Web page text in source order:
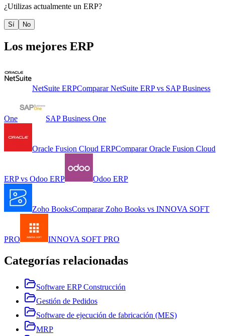
¿Utilizas actualmente un ERP?
Sí No
Los mejores ERP
NetSuite ERPComparar NetSuite ERPvs SAP Business
One SAP Business One
Oracle Fusion Cloud ERPComparar Oracle Fusion Cloud
ERPvs Odoo ERP Odoo ERP
Zoho BooksComparar Zoho Books vs INNOVA SOFT
PRO INNOVA SOFT PRO
Categorías relacionadas
Software ERP Construcción
Gestión de Pedidos
Software de ejecución de fabricación (MES)
MRP